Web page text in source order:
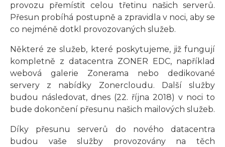
provozu přemístit celou třetinu našich serverů.
Přesun probíhá postupně a zpravidla v noci, aby se
co nejméně dotkl provozovaných služeb.
Některé ze služeb, které poskytujeme, již fungují
kompletně z datacentra ZONER EDC, například
webová galerie Zonerama nebo dedikované
servery z nabídky Zonercloudu. Další služby
budou následovat, dnes (22. října 2018) v noci to
bude dokončení přesunu našich mailových služeb.
Díky přesunu serverů do nového datacentra
budou vaše služby provozovány na těch